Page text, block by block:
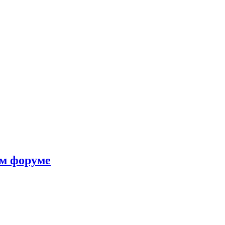
форуме